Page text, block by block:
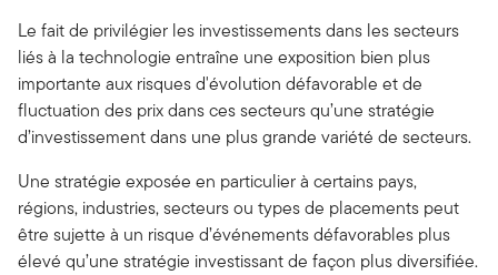
Le fait de privilégier les investissements dans les secteurs
liés à la technologie entraîne une exposition bien plus
importante aux risques d'évolution défavorable et de
fluctuation des prix dans ces secteurs qu’une stratégie
d’investissement dans une plus grande variété de secteurs.
Une stratégie exposée en particulier à certains pays,
régions, industries, secteurs ou types de placements peut
être sujette à un risque d’événements défavorables plus
élevé qu’une stratégie investissant de façon plus diversifiée.